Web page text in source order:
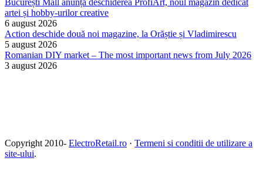
artei și hobby-urilor creative
6 august 2026
Action deschide două noi magazine, la Orăștie și Vladimirescu
5 august 2026
Romanian DIY market – The most important news from July 2026
3 august 2026
Copyright 2010- ElectroRetail.ro · Termeni si conditii de utilizare a
site-ului.